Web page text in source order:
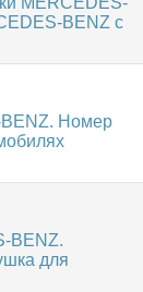
BENZ с
BENZ. Номер
BENZ.
для